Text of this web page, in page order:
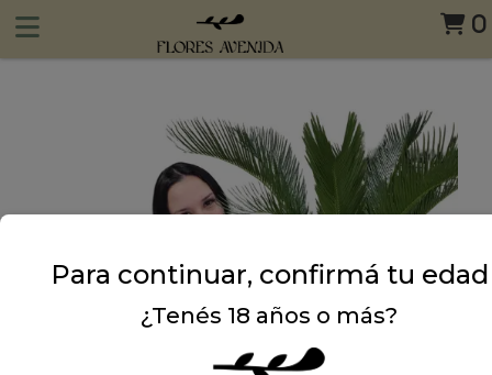
0
Para continuar, confirmá tu edad
¿Tenés 18 años o más?